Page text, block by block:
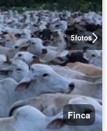
5fotos
Finca